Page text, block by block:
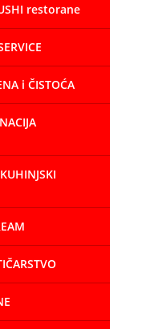
restorane
i ČISTOĆA